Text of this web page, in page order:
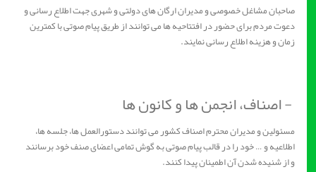
صاحبان مشاغل خصوصی و مدیران ارگان های دولتی و شهری جهت اطلاع رسانی و
دعوت مردم برای حضور در افتتاحیه ها می توانند از طریق پیام صوتی با کمترین
زمان و هزینه اطلاع رسانی نمایند.
- اصناف، انجمن ها و کانون ها
مسئولین و مدیران محترم اصناف کشور می توانند دستورالعمل ها، جلسه ها،
اطلاعیه و … خود را در قالب پیام صوتی به گوش تمامی اعضای صنف خود برسانند
و از شنیده شدن آن اطمینان پیدا کنند.